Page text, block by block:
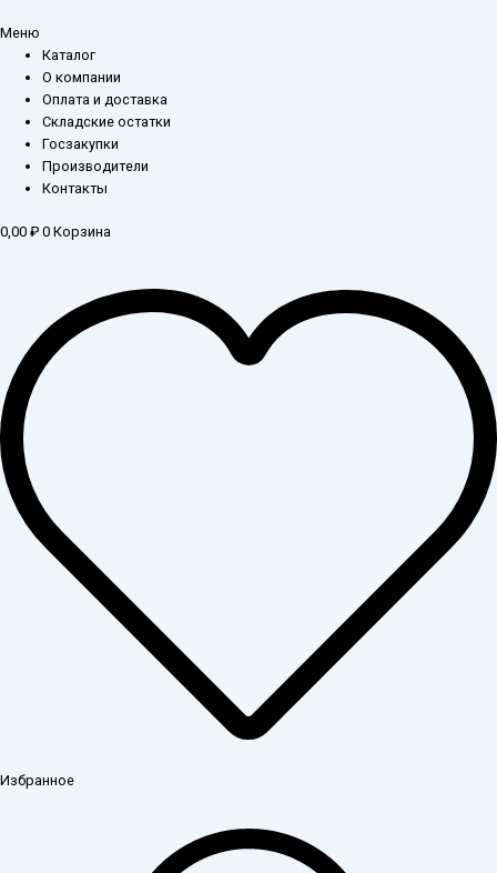
Меню
Каталог
О компании
Оплата и доставка
Складские остатки
Госзакупки
Производители
Контакты
0,00 ₽ 0 Корзина
Избранное